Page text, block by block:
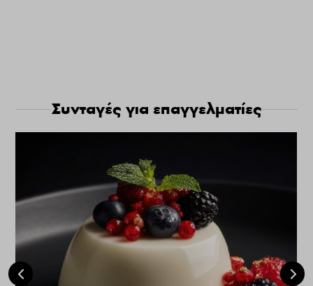
Συνταγές για επαγγελματίες